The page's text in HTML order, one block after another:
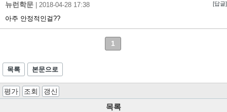
뉴런학문 2018-04-28 17:38 [답글]
아주 안정적인걸??
1
목록 본문으로
평가 조회 갱신
목록